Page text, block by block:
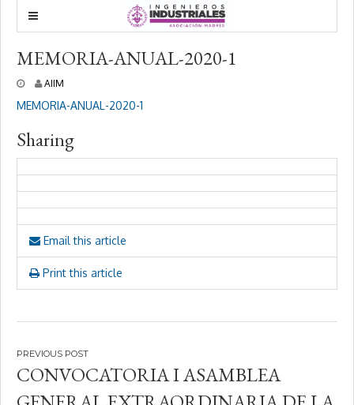
MEMORIA-ANUAL-2020-1
i
i
e
b
r
0
2
0
AIIM
MEMORIA-ANUAL-2020-1
Sharing
Email this article
Print this article
Navegación
de
CONVOCATORIA I ASAMBLEA